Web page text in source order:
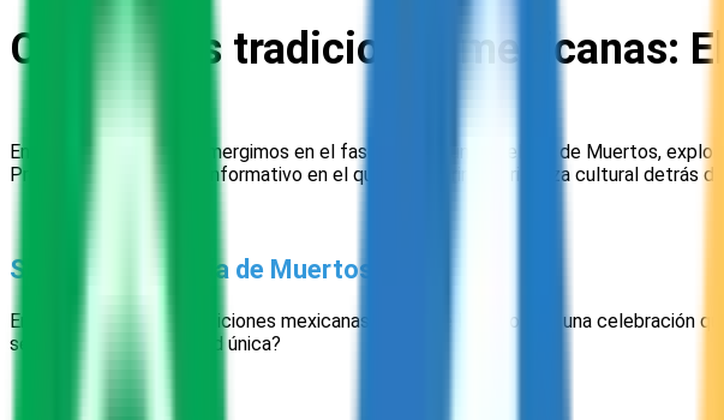
Conoce las tradiciones mexicanas:
En este artículo, nos sumergimos en el fascinante mundo del Día de Muertos,
Prepárate para un viaje informativo en el que descubrirás la riqueza cultural detrás
Significado del Día de Muertos
En el corazón de las tradiciones mexicanas, el Día de Muertos, es una celebración
se originó esta festividad única?